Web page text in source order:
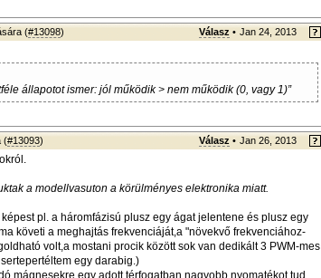
(#13098) Válasz • Jan 24, 2013
állapotot ismer: jól működik > nem működik (0, vagy 1)”
(#13093) Válasz • Jan 26, 2013
a modellvasuton a körülményes elektronika miatt.
pl. a háromfázisú plusz egy ágat jelentene és plusz egy
követi a meghajtás frekvenciáját,a "növekvő frekvenciához-
volt,a mostani procik között sok van dedikált 3 PWM-mes
egy darabig.)
mágnesekre,egy adott térfogatban nagyobb nyomatékot tud